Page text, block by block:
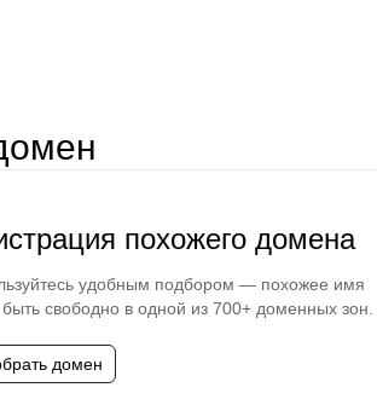
похожего домена
удобным подбором — похожее имя
свободно в одной из 700+ доменных зон.
домен